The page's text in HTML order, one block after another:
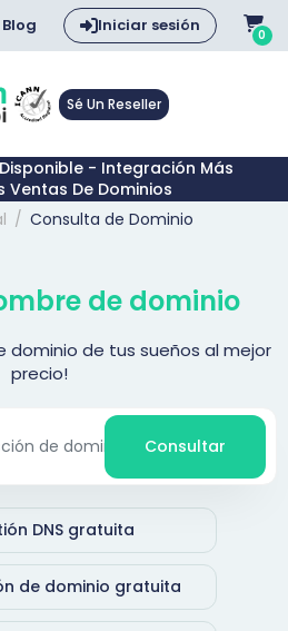
Blog Iniciar sesión 0
Sé Un Reseller
Disponible - Integración Más
Ventas De Dominios
Consulta de Dominio
de dominio
dominio de tus sueños al mejor
precio!
Consultar
DNS gratuita
de dominio gratuita